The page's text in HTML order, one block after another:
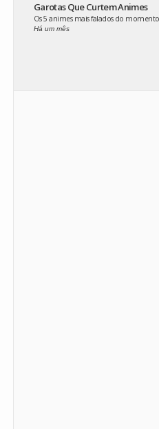
Garotas Que Curtem Animes
Os 5 animes mais falados do
Há um mês